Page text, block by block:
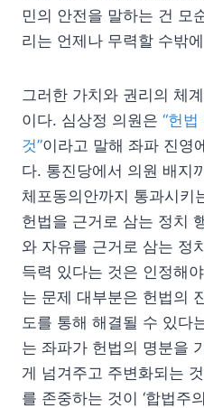
민의 안전을 말하는 건 모
리는 언제나 무력할 수밖
그러한 가치와 권리의 체
이다. 심상정 의원은 “헌
것”이라고 말해 좌파 진영
다. 통진당에서 의원 배지
체포동의안까지 통과시키
헌법을 근거로 삼는 정치
와 자유를 근거로 삼는 정
득력 있다는 것은 인정해
는 문제 대부분은 헌법의
도를 통해 해결될 수 있다
는 좌파가 헌법의 명분을
게 넘겨주고 주변화되는
를 존중하는 것이 ‘합법주